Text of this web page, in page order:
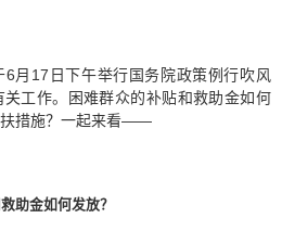
6月17日下午举行国务院政策例行吹风
工作。困难群众的补贴和救助金如何
扶措施？一起来看——
助金如何发放？